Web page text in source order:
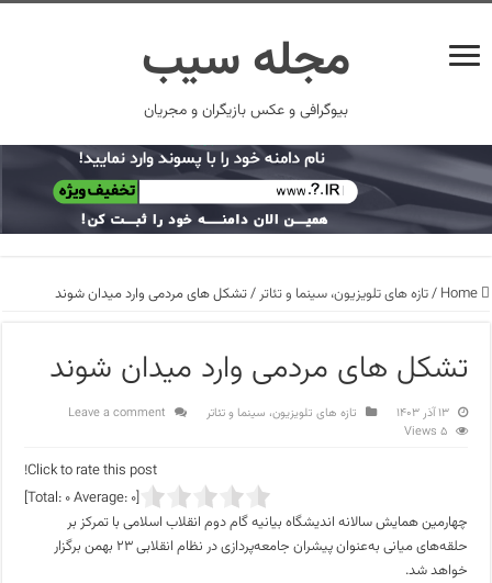
مجله سیب
بیوگرافی و عکس بازیگران و مجریان
Home
/تازه های تلویزیون، سینما و تئاتر /تشکل‌ های مردمی وارد میدان شوند
تشکل‌ های مردمی وارد میدان شوند
۱۳ آذر ۱۴۰۳ تازه های تلویزیون، سینما و تئاتر
Leave a comment
5 Views
Click to rate this post!
[Total:
0Average: 0
]
چهارمین همایش سالانه اندیشگاه بیانیه گام دوم انقلاب اسلامی با تمرکز بر
حلقه‌های میانی به‌عنوان پیشران جامعه‌پردازی در نظام انقلابی ۲۳ بهمن برگزار
خواهد شد.